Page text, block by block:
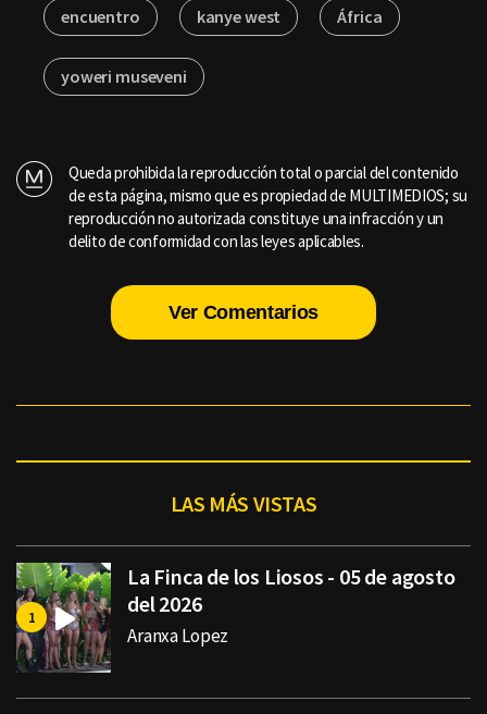
encuentro kanye west África
yoweri museveni
Queda prohibida la reproducción total o parcial del contenido
de esta página, mismo que es propiedad de MULTIMEDIOS; su
reproducción no autorizada constituye una infracción y un
delito de conformidad con las leyes aplicables.
Ver Comentarios
LAS MÁS VISTAS
La Finca de los Liosos - 05 de agosto
del 2026
Aranxa Lopez